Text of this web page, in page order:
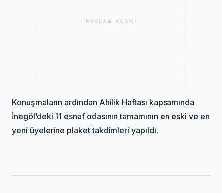
REKLAM ALANI
Konuşmaların ardından Ahilik Haftası kapsamında
İnegöl’deki 11 esnaf odasının tamamının en eski ve en
yeni üyelerine plaket takdimleri yapıldı.